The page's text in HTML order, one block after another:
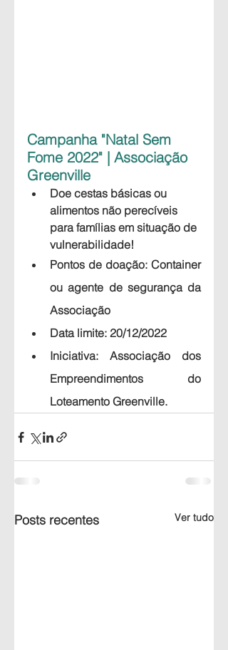
Campanha "Natal Sem
Fome 2022" | Associação
Greenville
Doe cestas básicas ou
alimentos não perecíveis
para famílias em situação de
vulnerabilidade!
Pontos de doação: Container
ou agente de segurança da
Associação
Data limite: 20/12/2022
Iniciativa: Associação dos
Empreendimentos do
Loteamento Greenville.
Posts recentes Ver tudo